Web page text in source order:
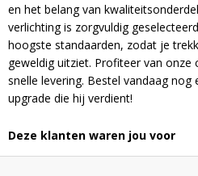
en het belang van
verlichting is zorgvuldig
hoogste standaarden, zodat je
geweldig uitziet. Profiteer van onze
snelle levering. Bestel vandaag nog
upgrade die hij verdient!
Deze klanten waren jou voor